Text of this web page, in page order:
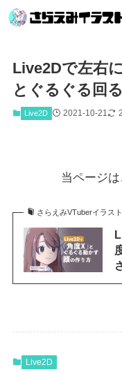
Live2Dで左右
とぐるぐる回
Live2D 2021-10-21
当ページは
さらえみVTuberイラス
Live2D